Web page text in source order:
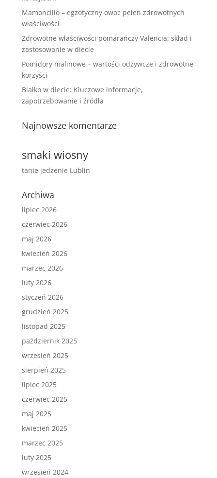
Mamoncillo – egzotyczny owoc pełen zdrowotnych
właściwości
Zdrowotne właściwości pomarańczy Valencia: skład i
zastosowanie w diecie
Pomidory malinowe – wartości odżywcze i zdrowotne
korzyści
Białko w diecie: Kluczowe informacje,
zapotrzebowanie i źródła
Najnowsze komentarze
smaki wiosny
tanie jedzenie Lublin
Archiwa
lipiec 2026
czerwiec 2026
maj 2026
kwiecień 2026
marzec 2026
luty 2026
styczeń 2026
grudzień 2025
listopad 2025
październik 2025
wrzesień 2025
sierpień 2025
lipiec 2025
czerwiec 2025
maj 2025
kwiecień 2025
marzec 2025
luty 2025
wrzesień 2024